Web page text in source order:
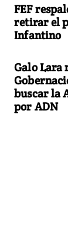
FEF
retirar el
Infantino
Galo Lara
buscar la
por ADN